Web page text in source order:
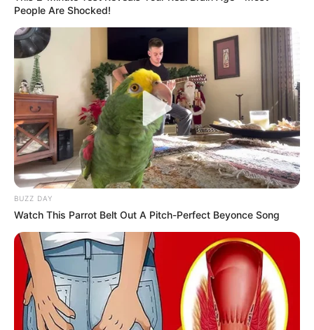
People Are Shocked!
BUZZ DAY
Watch This Parrot Belt Out A Pitch-Perfect Beyonce Song